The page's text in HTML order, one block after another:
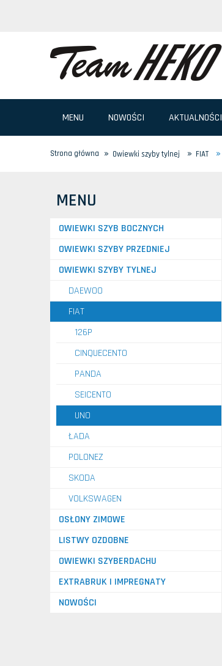
MENU NOWOŚCI AKTUALNOŚCI
Strona główna » Owiewki szyby tylnej » FIAT »
MENU
OWIEWKI SZYB BOCZNYCH
OWIEWKI SZYBY PRZEDNIEJ
OWIEWKI SZYBY TYLNEJ
DAEWOO
FIAT
126P
CINQUECENTO
PANDA
SEICENTO
UNO
ŁADA
POLONEZ
SKODA
VOLKSWAGEN
OSŁONY ZIMOWE
LISTWY OZDOBNE
OWIEWKI SZYBERDACHU
EXTRABRUK I IMPREGNATY
NOWOŚCI